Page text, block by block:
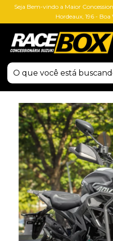
Seja Bem-vindo a Maior
Hordeaux, 196 -